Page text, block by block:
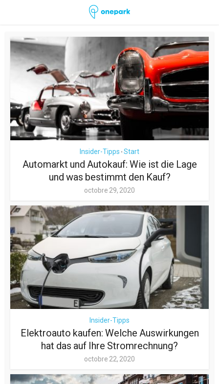
Insider-Tipps • Start
Automarkt und Autokauf: Wie ist die Lage
und was bestimmt den Kauf?
octobre 29, 2020
Insider-Tipps
Elektroauto kaufen: Welche Auswirkungen
hat das auf Ihre Stromrechnung?
octobre 22, 2020